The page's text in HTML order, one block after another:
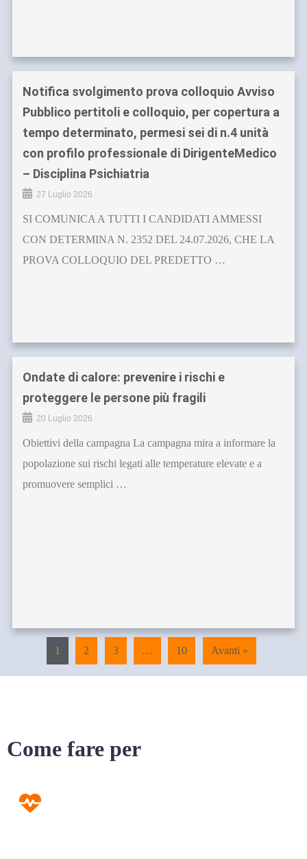
Notifica svolgimento prova colloquio Avviso
Pubblico pertitoli e colloquio, per copertura a
tempo determinato, permesi sei di n.4 unità
con profilo professionale di DirigenteMedico
– Disciplina Psichiatria
27 Luglio 2026
SI COMUNICA A TUTTI I CANDIDATI AMMESSI
CON DETERMINA N. 2352 DEL 24.07.2026, CHE LA
PROVA COLLOQUIO DEL PREDETTO …
Ondate di calore: prevenire i rischi e
proteggere le persone più fragili
20 Luglio 2026
Obiettivi della campagna La campagna mira a informare la
popolazione sui rischi legati alle temperature elevate e a
promuovere semplici …
1 2 3 … 10 Avanti »
Come fare per